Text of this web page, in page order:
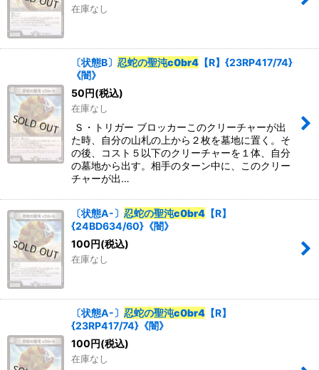
在庫なし
〔状態B〕 忍蛇の聖沌c0br4 【R】{23RP417/74}
《闇》
50円(税込)
在庫なし
Ｓ・トリガー ブロッカーこのクリーチャーが出
た時、自分の山札の上から２枚を墓地に置く。そ
の後、コスト５以下のクリーチャーを１体、自分
の墓地から出す。相手のターン中に、このクリー
チャーが出…
〔状態A-〕 忍蛇の聖沌c0br4 【R】
{24BD634/60}《闇》
100円(税込)
在庫なし
〔状態A-〕 忍蛇の聖沌c0br4 【R】
{23RP417/74}《闇》
100円(税込)
在庫なし